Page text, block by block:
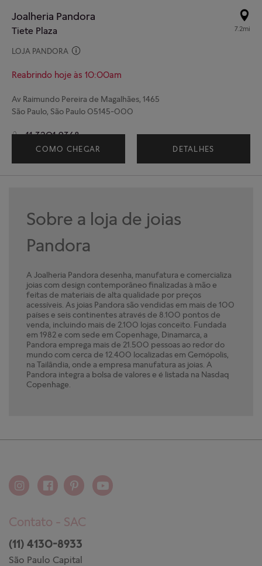
Joalheria Pandora
Tiete Plaza
LOJA PANDORA
Reabrindo hoje às 10:00am
7.2mi
Av Raimundo Pereira de Magalhães, 1465
São Paulo, São Paulo 05145-000
11 3201 9368
COMO CHEGAR DETALHES
Sobre a loja de joias
Pandora
A Joalheria Pandora desenha, manufatura e comercializa
joias com design contemporâneo finalizadas à mão e
feitas de materiais de alta qualidade por preços
acessíveis. As joias Pandora são vendidas em mais de 100
países e seis continentes através de 8.100 pontos de
venda, incluindo mais de 2.100 lojas conceito. Fundada
em 1982 e com sede em Copenhage, Dinamarca, a
Pandora emprega mais de 21.500 pessoas ao redor do
mundo com cerca de 12.400 localizadas em Gemópolis,
na Tailândia, onde a empresa manufatura as joias. A
Pandora integra a bolsa de valores e é listada na Nasdaq
Copenhage.
Contato - SAC
(11) 4130-8933
São Paulo Capital